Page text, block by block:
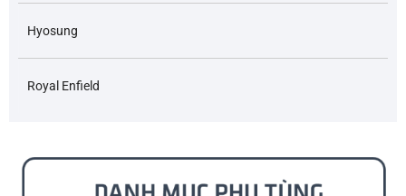
Hyosung
Royal Enfield